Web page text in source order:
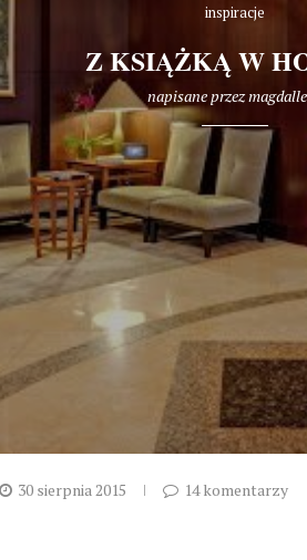
inspiracje
Z KSIĄŻKĄ W
napisane przez
30 sierpnia 2015 14 komentarzy